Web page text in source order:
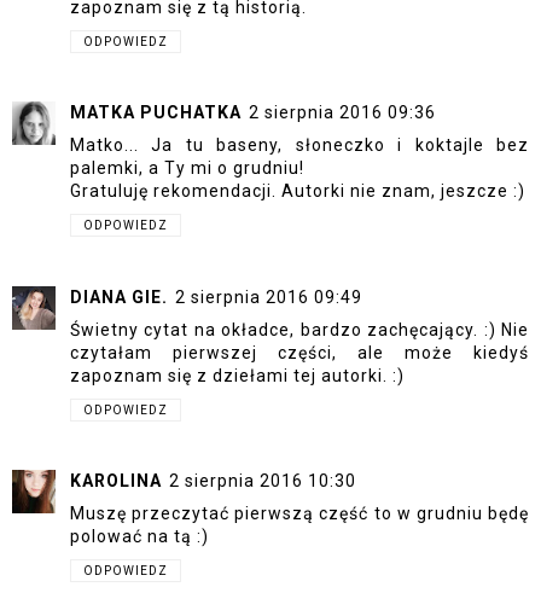
zapoznam się z tą historią.
ODPOWIEDZ
MATKA PUCHATKA 2 sierpnia 2016 09:36
Matko... Ja tu baseny, słoneczko i koktajle bez
palemki, a Ty mi o grudniu!
Gratuluję rekomendacji. Autorki nie znam, jeszcze :)
ODPOWIEDZ
DIANA GIE. 2 sierpnia 2016 09:49
Świetny cytat na okładce, bardzo zachęcający. :) Nie
czytałam pierwszej części, ale może kiedyś
zapoznam się z dziełami tej autorki. :)
ODPOWIEDZ
KAROLINA 2 sierpnia 2016 10:30
Muszę przeczytać pierwszą część to w grudniu będę
polować na tą :)
ODPOWIEDZ